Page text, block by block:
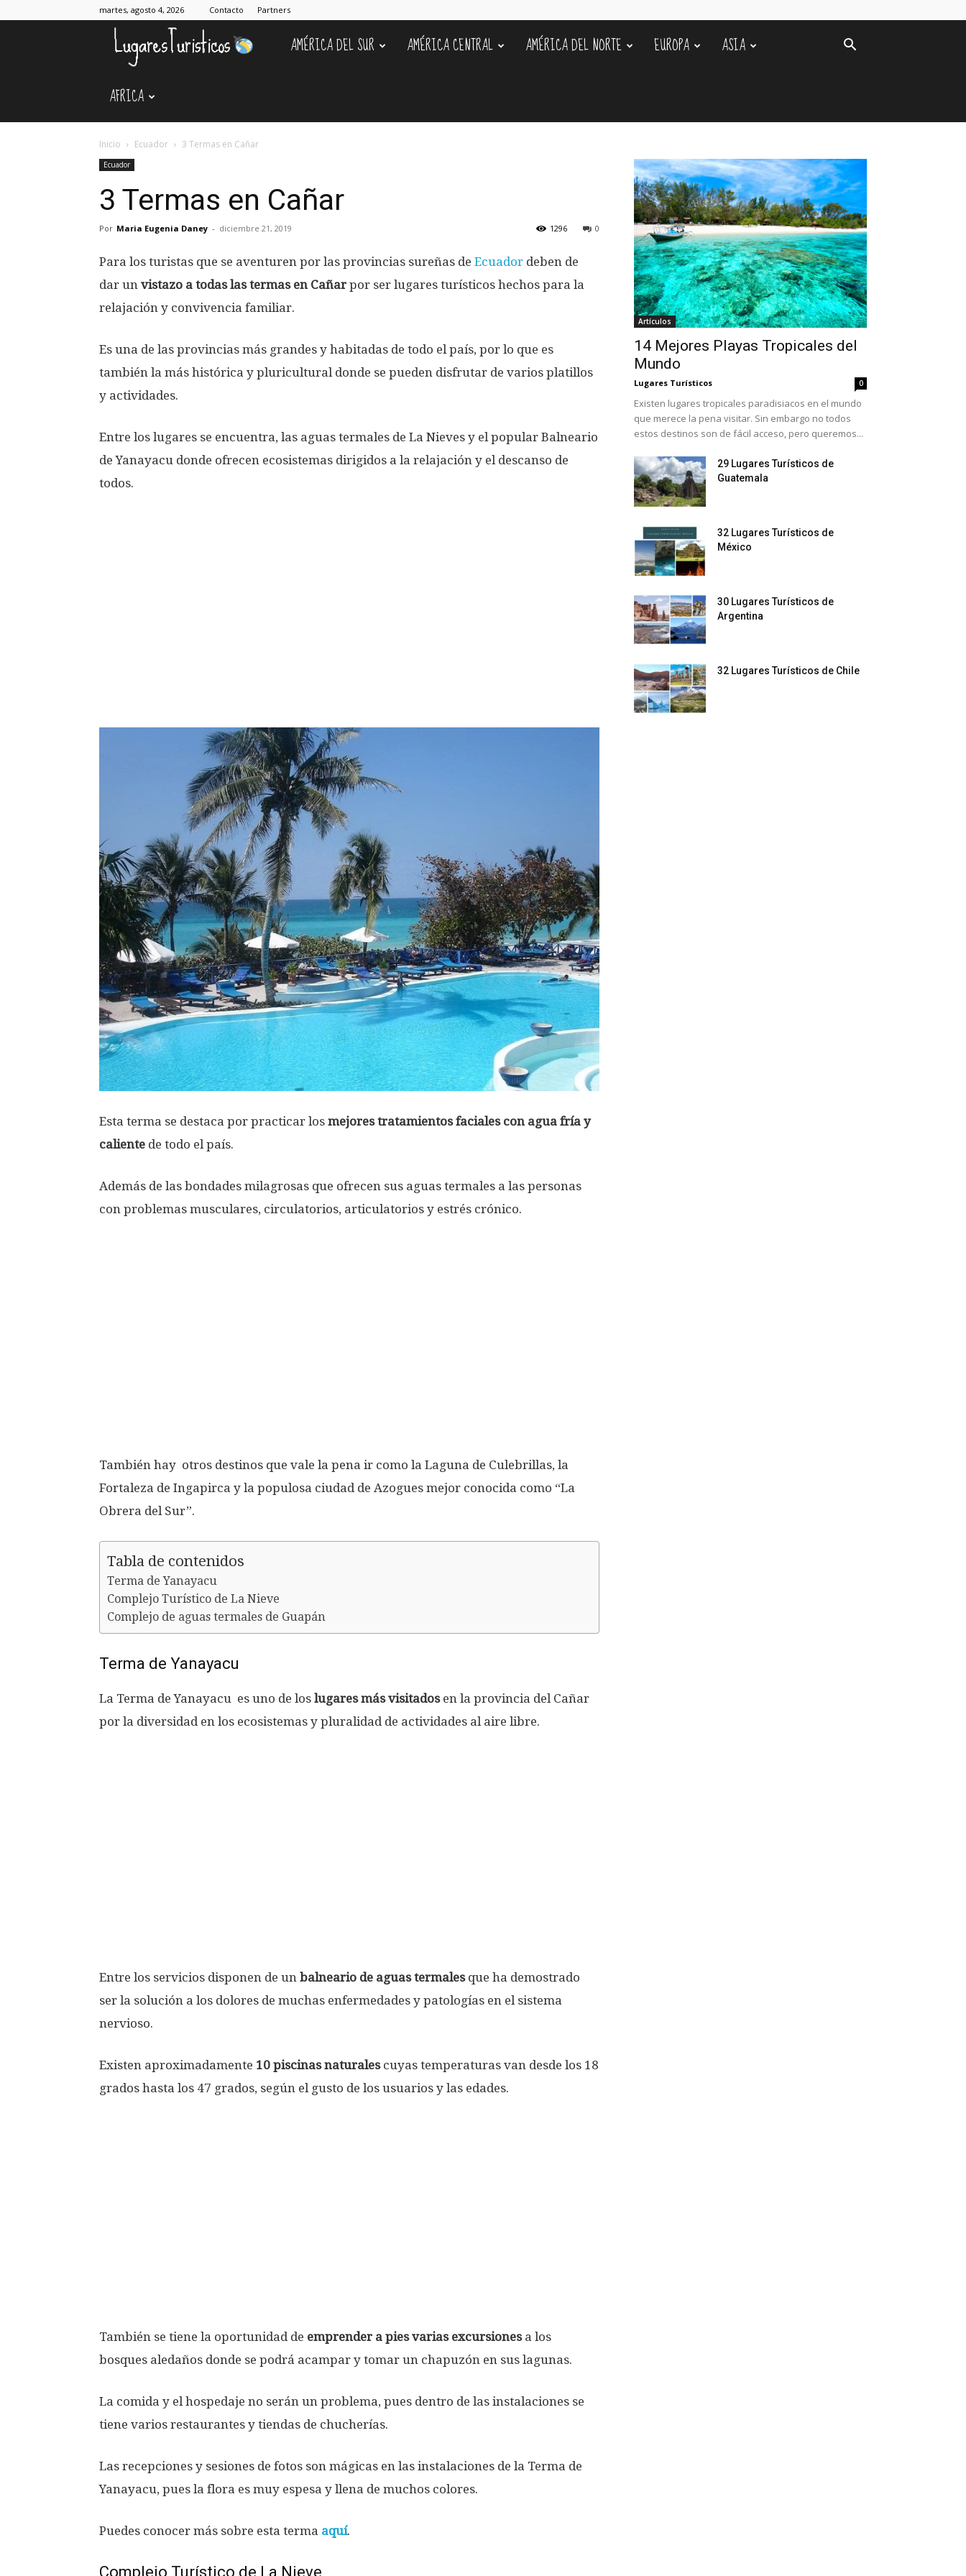
martes, agosto 4, 2026 Contacto Partners
Lugares
AMÉRICA DEL SUR AMÉRICA CENTRAL AMÉRICA DEL NORTE EUROPA
ASIA
AFRICA
Inicio Ecuador 3 Termas en Cañar
Ecuador
3 Termas en Cañar
Por Maria Eugenia Daney - diciembre 21, 2019 0
1296
Para los turistas que se aventuren por las provincias sureñas de Ecuador deben de
dar un vistazo a todas las termas en Cañarpor ser lugares turísticos hechos para la
relajación y convivencia familiar.
Es una de las provincias más grandes y habitadas de todo el país, por lo que es
también la más histórica y pluricultural donde se pueden disfrutar de varios platillos
y actividades.
Entre los lugares se encuentra, las aguas termales de La Nieves y el popular Balneario
de Yanayacu donde ofrecen ecosistemas dirigidos a la relajación y el descanso de
todos.
Esta terma se destaca por practicar los mejores tratamientos faciales con agua fría y
caliente de todo el país.
Además de las bondades milagrosas que ofrecen sus aguas termales a las personas
con problemas musculares, circulatorios, articulatorios y estrés crónico.
También hay otros destinos que vale la pena ir como la Laguna de Culebrillas, la
Fortaleza de Ingapirca y la populosa ciudad de Azogues mejor conocida como “La
Obrera del Sur”.
Tabla de contenidos
Terma de Yanayacu
Complejo Turístico de La Nieve
Complejo de aguas termales de Guapán
Terma de Yanayacu
La Terma de Yanayacu es uno de los lugares más visitadosen la provincia del Cañar
por la diversidad en los ecosistemas y pluralidad de actividades al aire libre.
Entre los servicios disponen de un balneario de aguas termalesque ha demostrado
ser la solución a los dolores de muchas enfermedades y patologías en el sistema
nervioso.
Existen aproximadamente 10 piscinas naturalescuyas temperaturas van desde los 18
grados hasta los 47 grados, según el gusto de los usuarios y las edades.
También se tiene la oportunidad de emprender a pies varias excursionesa los
bosques aledaños donde se podrá acampar y tomar un chapuzón en sus lagunas.
La comida y el hospedaje no serán un problema, pues dentro de las instalaciones se
tiene varios restaurantes y tiendas de chucherías.
Las recepciones y sesiones de fotos son mágicas en las instalaciones de la Terma de
Yanayacu, pues la flora es muy espesa y llena de muchos colores.
Puedes conocer más sobre esta terma aquí.
Complejo Turístico de La Nieve
Artículos
14 Mejores Playas Tropicales del
Mundo
Lugares Turísticos 0
Existen lugares tropicales paradisiacos en el mundo
que merece la pena visitar. Sin embargo no todos
estos destinos son de fácil acceso, pero queremos...
29 Lugares Turísticos de
Guatemala
32 Lugares Turísticos de
México
30 Lugares Turísticos de
Argentina
32 Lugares Turísticos de Chile